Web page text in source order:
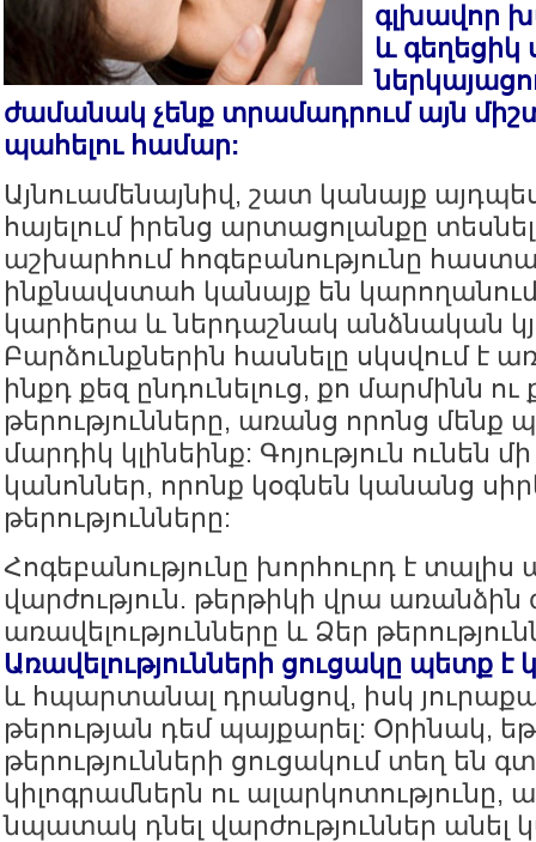
գլխավոր
և գեղեցիկ
ժամանակ չենք տրամադրում այն
պահելու համար:
Այնուամենայնիվ, շատ կանայք այդպես
հայելում իրենց արտացոլանքը
աշխարհում հոգեբանությունը
ինքնավստահ կանայք են
կարիերա և ներդաշնակ անձնական
Բարձունքներին հասնելը սկսվում է
ինքդ քեզ ընդունելուց, քո մարմինն ու
թերությունները, առանց որոնց մենք
մարդիկ կլինեինք: Գոյություն ունեն
կանոններ, որոնք կօգնեն կանանց
թերությունները:
Հոգեբանությունը խորհուրդ է տալիս
վարժություն. թերթիկի վրա առանձին
առավելությունները և Ձեր
Առավելությունների ցուցակը պետք է
և հպարտանալ դրանցով, իսկ
թերության դեմ պայքարել: Օրինակ,
թերությունների ցուցակում տեղ են
կիլոգրամներն ու ալարկոտությունը,
նպատակ դնել վարժություններ